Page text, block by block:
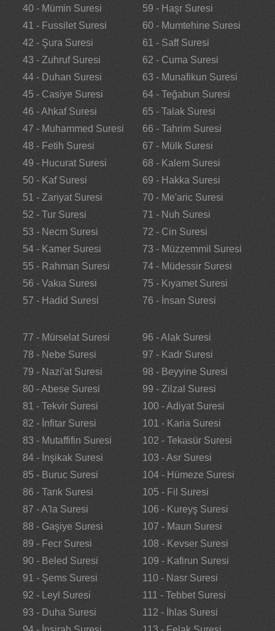
40 - Mümin Suresi
41 - Fussilet Suresi
42 - Şura Suresi
43 - Zuhruf Suresi
44 - Duhan Suresi
45 - Casiye Suresi
46 - Ahkaf Suresi
47 - Muhammed Suresi
48 - Fetih Suresi
49 - Hucurat Suresi
50 - Kaf Suresi
51 - Zariyat Suresi
52 - Tur Suresi
53 - Necm Suresi
54 - Kamer Suresi
55 - Rahman Suresi
56 - Vakıa Suresi
57 - Hadid Suresi
59 - Haşr Suresi
60 - Mumtehine Suresi
61 - Saff Suresi
62 - Cuma Suresi
63 - Munafikun Suresi
64 - Teğabun Suresi
65 - Talak Suresi
66 - Tahrim Suresi
67 - Mülk Suresi
68 - Kalem Suresi
69 - Hakka Suresi
70 - Me'aric Suresi
71 - Nuh Suresi
72 - Cin Suresi
73 - Müzzemmil Suresi
74 - Müdessir Suresi
75 - Kıyamet Suresi
76 - İnsan Suresi
77 - Mürselat Suresi
78 - Nebe Suresi
79 - Nazi'at Suresi
80 - Abese Suresi
81 - Tekvir Suresi
82 - İnfitar Suresi
83 - Mutaffifin Suresi
84 - İnşikak Suresi
85 - Buruc Suresi
86 - Tarık Suresi
87 - A'la Suresi
88 - Gaşiye Suresi
89 - Fecr Suresi
90 - Beled Suresi
91 - Şems Suresi
92 - Leyl Suresi
93 - Duha Suresi
96 - Alak Suresi
97 - Kadr Suresi
98 - Beyyine Suresi
99 - Zilzal Suresi
100 - Adiyat Suresi
101 - Karia Suresi
102 - Tekasür Suresi
103 - Asr Suresi
104 - Hümeze Suresi
105 - Fil Suresi
106 - Kureyş Suresi
107 - Maun Suresi
108 - Kevser Suresi
109 - Kafirun Suresi
110 - Nasr Suresi
111 - Tebbet Suresi
112 - İhlas Suresi